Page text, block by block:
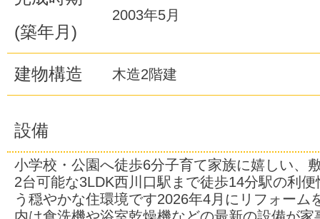
(築年月)
2003年5月
建物構造 木造2階建
設備
小学校・公園へ徒歩6分子育て家族に嬉しい、
2台可能な3LDK西川口駅まで徒歩14分駅の利
う穏やかな住環境です2026年4月にリフォーム